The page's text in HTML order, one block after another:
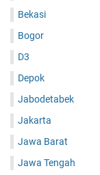
Bekasi
Bogor
D3
Depok
Jabodetabek
Jakarta
Jawa Barat
Jawa Tengah